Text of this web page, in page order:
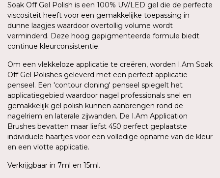
Soak Off Gel Polish is een 100% UV/LED gel die de perfecte
viscositeit heeft voor een gemakkelijke toepassing in
dunne laagjes waardoor overtollig volume wordt
verminderd. Deze hoog gepigmenteerde formule biedt
continue kleurconsistentie.
Om een vlekkeloze applicatie te creëren, worden I.Am Soak
Off Gel Polishes geleverd met een perfect applicatie
penseel. Een 'contour cloning' penseel spiegelt het
applicatiegebied waardoor nagel professionals snel en
gemakkelijk gel polish kunnen aanbrengen rond de
nagelriem en laterale zijwanden. De I.Am Application
Brushes bevatten maar liefst 450 perfect geplaatste
individuele haartjes voor een volledige opname van de kleur
en een vlotte applicatie.
Verkrijgbaar in 7ml en 15ml.